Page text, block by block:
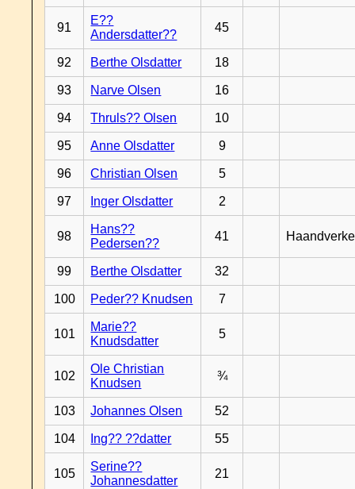
91
E??
Andersdatter??
45
92 Berthe Olsdatter 18
93 Narve Olsen 16
94 Thruls?? Olsen 10
95 Anne Olsdatter 9
96 Christian Olsen 5
97 Inger Olsdatter 2
98
Hans??
Pedersen??
41
99 Berthe Olsdatter 32
100 Peder?? Knudsen 7
101
Marie??
Knudsdatter
5
102
Ole Christian
Knudsen
¾
103 Johannes Olsen 52
104 Ing?? ??datter 55
105
Serine??
Johannesdatter
21